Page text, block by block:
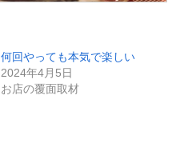
何回やっても本気で楽しい
2024年4月5日
お店の覆面取材